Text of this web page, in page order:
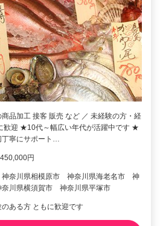
品加工 接客 販売 など ／ 未経験の方・経
歓迎 ★10代～幅広い年代が活躍中です ★
丁寧にサポート…
円
奈川県相模原市 神奈川県海老名市 神
川県横須賀市 神奈川県平塚市
ある方 ともに歓迎です